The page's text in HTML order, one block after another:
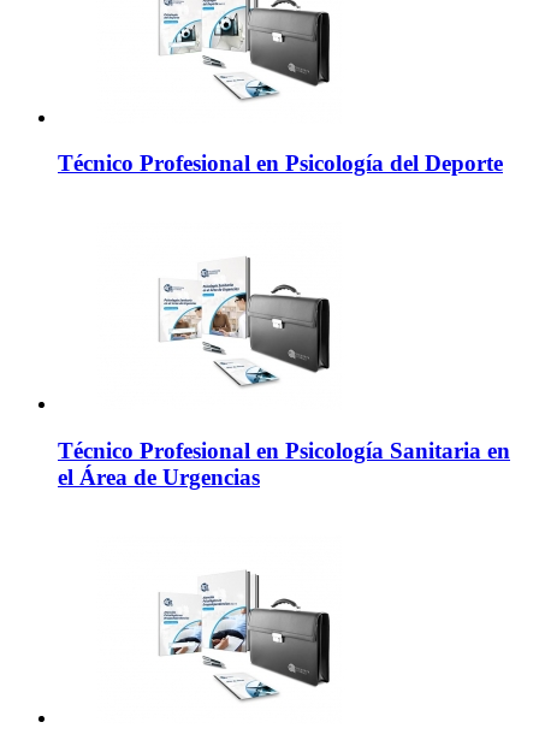
Técnico Profesional en Psicología del Deporte
Técnico Profesional en Psicología Sanitaria en
el Área de Urgencias